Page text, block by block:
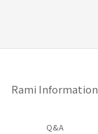
Rami Information
Q&A